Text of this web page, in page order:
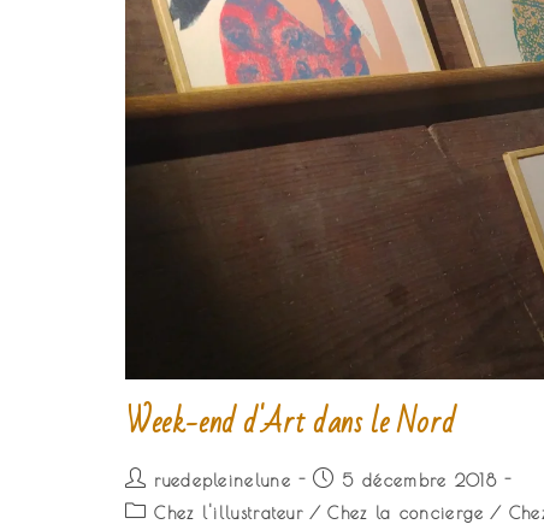
Week-end d'Art dans le Nord
Auteur/autrice
de
ruedepleinelune
Publication
publiée :
5 décembre 2018
Post Chez l'illustrateur / Chez la concierge /